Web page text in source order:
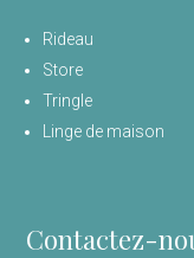
Rideau
Store
Tringle
Linge de maison
Contactez-